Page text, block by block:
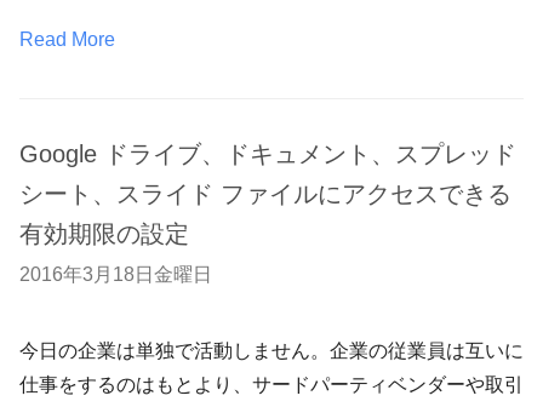
Read More
Google ドライブ、ドキュメント、スプレッド
シート、スライド ファイルにアクセスできる
有効期限の設定
2016年3月18日金曜日
今日の企業は単独で活動しません。企業の従業員は互いに
仕事をするのはもとより、サードパーティベンダーや取引